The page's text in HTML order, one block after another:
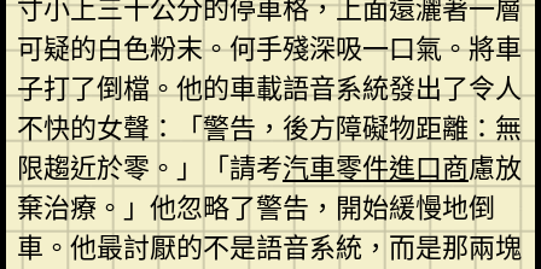
寸小上三十公分的停車格，上面還灑著一層
可疑的白色粉末。何手殘深吸一口氣。將車
子打了倒檔。他的車載語音系統發出了令人
不快的女聲：「警告，後方障礙物距離：無
限趨近於零。」「請考汽車零件進口商慮放
棄治療。」他忽略了警告，開始緩慢地倒
車。他最討厭的不是語音系統，而是那兩塊